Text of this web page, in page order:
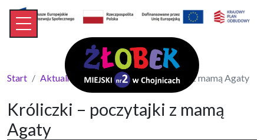
Start Aktualności Króliczki – poczytajki z mamą Agaty
Króliczki – poczytajki z mamą
Agaty